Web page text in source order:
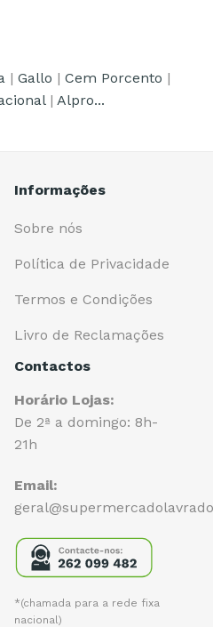
| Gallo | Cem Porcento |
| Alpro...
Informações
Sobre nós
Política de Privacidade
Termos e Condições
Livro de Reclamações
Contactos
Horário Lojas:
De 2ª a domingo: 8h-
21h
Email:
*(chamada para a rede fixa
nacional)